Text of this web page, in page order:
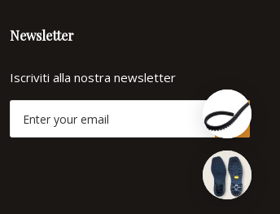
Newsletter
Iscriviti alla nostra newsletter